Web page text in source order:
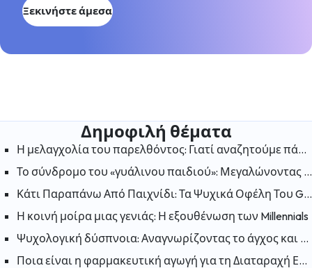
Ξεκινήστε άμεσα
Δημοφιλή θέματα
Η μελαγχολία του παρελθόντος: Γιατί αναζητούμε πάντα την ευτυχία στις «παλιές καλές μέρες»;
Το σύνδρομο του «γυάλινου παιδιού»: Μεγαλώνοντας στη σκιά ενός αδελφού με ειδικές ανάγκες
Κάτι Παραπάνω Από Παιχνίδι: Τα Ψυχικά Οφέλη Του Gaming
Η κοινή μοίρα μιας γενιάς: Η εξουθένωση των Millennials
Ψυχολογική δύσπνοια: Αναγνωρίζοντας το άγχος και την ανησυχία
Ποια είναι η φαρμακευτική αγωγή για τη Διαταραχή Ελλειμματικής Προσοχής και Υπερκινητικότητας (ΔΕΠΥ);